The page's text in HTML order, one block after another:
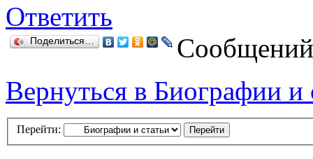
Ответить
Поделиться…
Вернуться в Биографии и
Перейти: